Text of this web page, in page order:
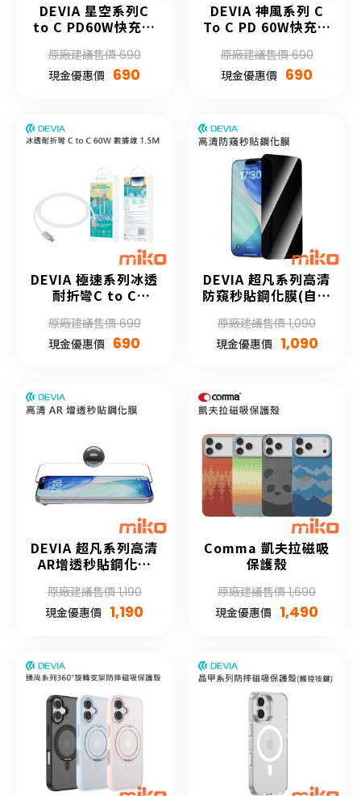
DEVIA 星空系列C
to C PD60W快充數
原廠建議售價 690
現金優惠價 690
DEVIA 神風系列 C
To C PD 60W快充數
原廠建議售價 690
現金優惠價 690
DEVIA 極速系列冰透
耐折彎C to C
原廠建議售價 690
現金優惠價 690
DEVIA 超凡系列高清
防窺秒貼鋼化膜(自助
原廠建議售價 1,090
現金優惠價 1,090
DEVIA 超凡系列高清
AR增透秒貼鋼化膜
原廠建議售價 1,190
現金優惠價 1,190
Comma 凱夫拉磁吸
保護殼
原廠建議售價 1,690
現金優惠價 1,490